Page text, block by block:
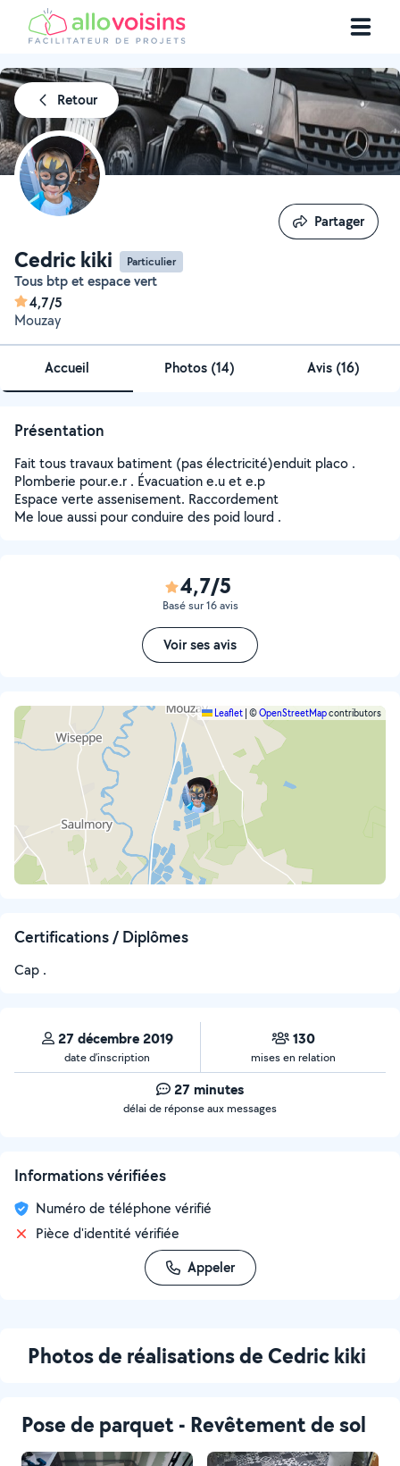
Retour
Cedric kiki Particulier
Tous btp et espace vert
4,7/5
Mouzay
Partager
Partager
Accueil Photos (14) Avis (16)
Présentation
Fait tous travaux batiment (pas électricité)enduit placo .
Plomberie pour.e.r . Évacuation e.u et e.p
Espace verte assenisement. Raccordement
Me loue aussi pour conduire des poid lourd .
4,7/5
Basé sur 16 avis
Voir ses avis
Leaflet ©OpenStreetMapcontributors
Certifications / Diplômes
Cap .
27 décembre 2019
date d’inscription
130
mises en relation
27 minutes
délai de réponse aux messages
Informations vérifiées
Numéro de téléphone vérifié
Pièce d'identité vérifiée
Appeler
Photos de réalisations de Cedric kiki
Pose de parquet - Revêtement de sol